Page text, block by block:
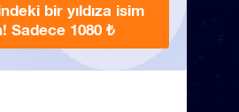
bir yıldıza isim
Sadece 1080 ₺